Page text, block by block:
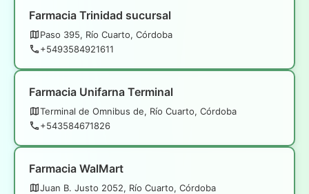
Farmacia Trinidad sucursal
Paso 395, Río Cuarto, Córdoba
+5493584921611
Farmacia Unifarna Terminal
Terminal de Omnibus de, Río Cuarto, Córdoba
+543584671826
Farmacia WalMart
Juan B. Justo 2052, Río Cuarto, Córdoba